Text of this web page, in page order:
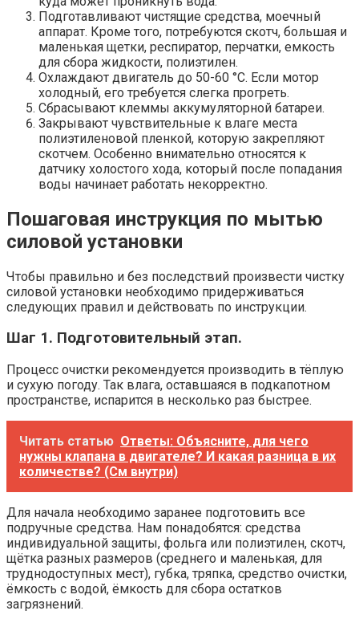
Подготавливают чистящие средства, моечный
аппарат. Кроме того, потребуются скотч, большая и
маленькая щетки, респиратор, перчатки, емкость
для сбора жидкости, полиэтилен.
Охлаждают двигатель до 50-60 °С. Если мотор
холодный, его требуется слегка прогреть.
Сбрасывают клеммы аккумуляторной батареи.
Закрывают чувствительные к влаге места
полиэтиленовой пленкой, которую закрепляют
скотчем. Особенно внимательно относятся к
датчику холостого хода, который после попадания
воды начинает работать некорректно.
Пошаговая инструкция по мытью
силовой установки
Чтобы правильно и без последствий произвести чистку
силовой установки необходимо придерживаться
следующих правил и действовать по инструкции.
Шаг 1. Подготовительный этап.
Процесс очистки рекомендуется производить в тёплую
и сухую погоду. Так влага, оставшаяся в подкапотном
пространстве, испарится в несколько раз быстрее.
Читать статью Ответы: Объясните, для чего
нужны клапана в двигателе? И какая разница в их
количестве? (См внутри)
Для начала необходимо заранее подготовить все
подручные средства. Нам понадобятся: средства
индивидуальной защиты, фольга или полиэтилен, скотч,
щётка разных размеров (среднего и маленькая, для
труднодоступных мест), губка, тряпка, средство очистки,
ёмкость с водой, ёмкость для сбора остатков
загрязнений.